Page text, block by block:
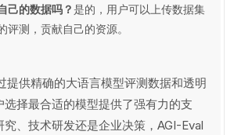
己的数据吗？是的，用户可以上传数据集
评测，贡献自己的资源。
提供精确的大语言模型评测数据和透明
选择最合适的模型提供了强有力的支
、技术研发还是企业决策，AGI-Eval